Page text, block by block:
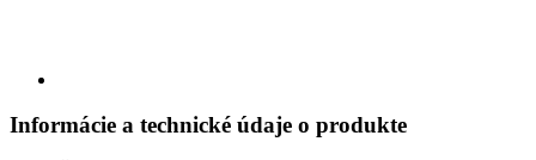
Informácie a technické údaje o produkte